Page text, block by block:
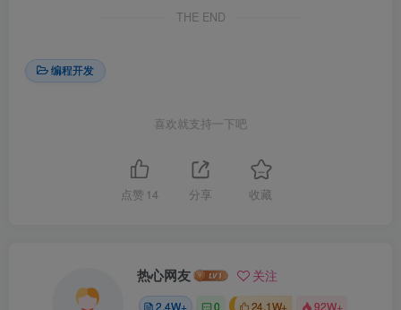
THE END
编程开发
喜欢就支持一下吧
点赞 14 分享 收藏
热心网友 关注
2.4W+ 0 24.1W+ 92W+